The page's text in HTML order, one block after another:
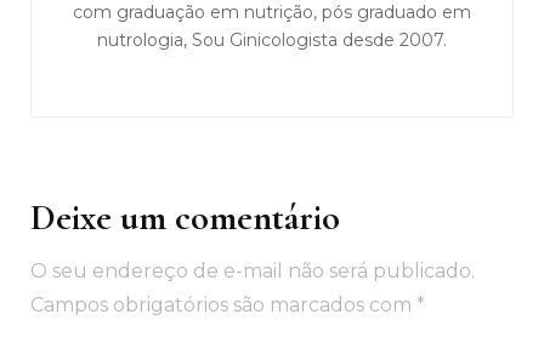
com graduação em nutrição, pós graduado em
nutrologia, Sou Ginicologista desde 2007.
Deixe um comentário
O seu endereço de e-mail não será publicado.
Campos obrigatórios são marcados com *